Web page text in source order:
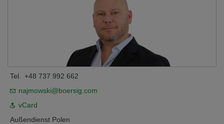
Tel.
+48 737 992 662
najmowski@boersig.com
vCard
Außendienst Polen